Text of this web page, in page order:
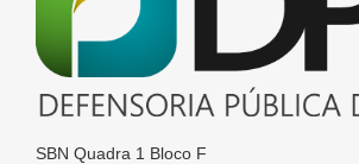
SBN Quadra 1 Bloco F